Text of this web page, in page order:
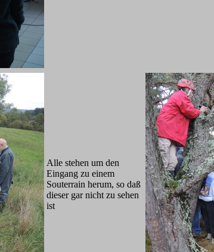
Alle stehen um den
Eingang zu einem
Souterrain herum, so daß
dieser gar nicht zu sehen
ist